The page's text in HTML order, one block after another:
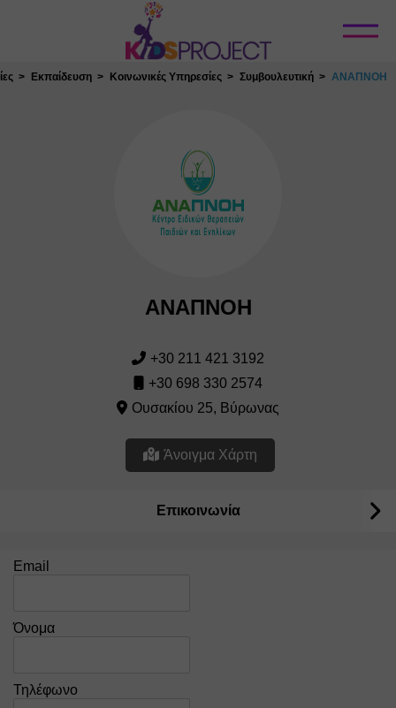
Κλείσιμο
Εκπαίδευση Κοινωνικές Υπηρεσίες Συμβουλευτική ΑΝΑΠΝΟΗ
ΑΝΑΠΝΟΗ
+30 211 421 3192
+30 698 330 2574
Ουσακίου 25, Βύρωνας
Άνοιγμα Χάρτη
Επικοινωνία
Email
Όνομα
Τηλέφωνο